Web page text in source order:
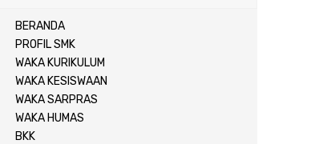
BERANDA
PROFIL SMK
WAKA KURIKULUM
WAKA KESISWAAN
WAKA SARPRAS
WAKA HUMAS
BKK